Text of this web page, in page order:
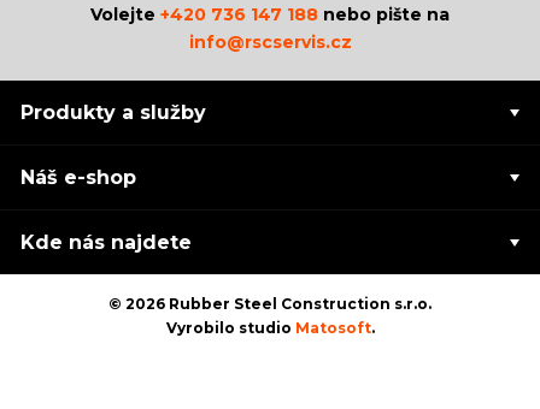
Volejte +420 736 147 188 nebo pište na
info@rscservis.cz
Produkty a služby
Náš e-shop
Kde nás najdete
© 2026 Rubber Steel Construction s.r.o.
Vyrobilo studio Matosoft.